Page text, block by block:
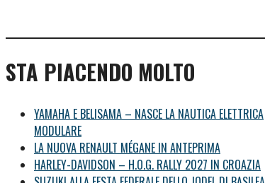
STA PIACENDO MOLTO
YAMAHA E BELISAMA – NASCE LA NAUTICA ELETTRICA
MODULARE
LA NUOVA RENAULT MÉGANE IN ANTEPRIMA
HARLEY-DAVIDSON – H.O.G. RALLY 2027 IN CROAZIA